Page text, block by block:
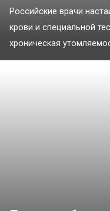
Российские врачи
крови и специальной
хроническая